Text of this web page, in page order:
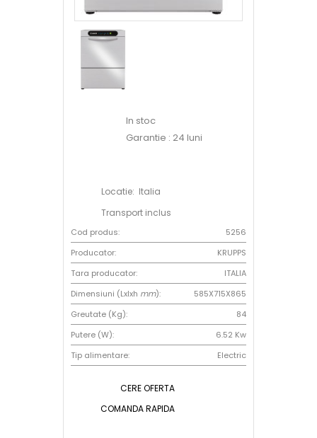
In stoc
Garantie : 24 luni
Locatie: Italia
Transport inclus
Cod produs:
5256
Producator:
KRUPPS
Tara producator:
ITALIA
Dimensiuni (Lxlxh mm):
585X715X865
Greutate (Kg):
84
Putere (W):
6.52 Kw
Tip alimentare:
Electric
CERE OFERTA
COMANDA RAPIDA